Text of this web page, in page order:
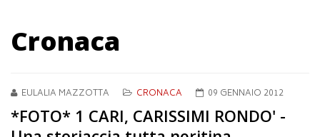
Cronaca
EULALIA MAZZOTTA CRONACA 09 GENNAIO 2012
*FOTO* 1 CARI, CARISSIMI RONDO' -